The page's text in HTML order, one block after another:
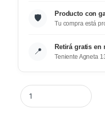
🛡️ Producto con
Tu compra está
📍 Retirá gratis en
Teniente Agneta